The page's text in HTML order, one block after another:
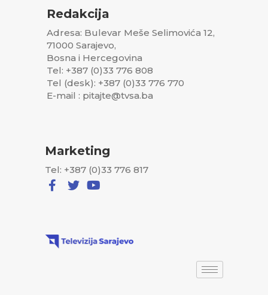
Redakcija
Adresa: Bulevar Meše Selimovića 12,
71000 Sarajevo,
Bosna i Hercegovina
Tel: +387 (0)33 776 808
Tel (desk): +387 (0)33 776 770
E-mail : pitajte@tvsa.ba
Marketing
Tel: +387 (0)33 776 817